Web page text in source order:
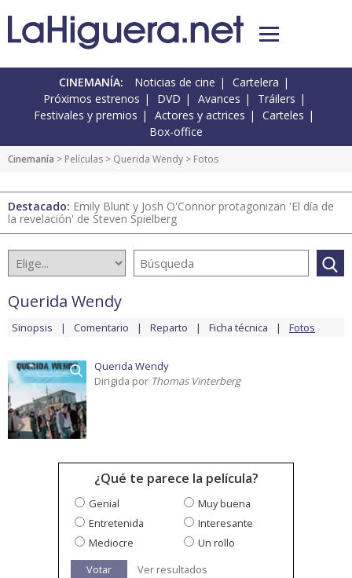
CINEMANÍA: Noticias de cine
Cartelera
Próximos estrenos
DVD Avances
Tráilers
Festivales y premios
Actores y actrices
Carteles
Box-office
Cinemanía > Películas > Querida Wendy > Fotos
Destacado: Emily Blunt y Josh O'Connor protagonizan 'El día de
la revelación' de Steven Spielberg
Querida Wendy
Sinopsis Comentario Reparto Ficha técnica Fotos
Querida Wendy
Dirigida por Thomas Vinterberg
¿Qué te parece la película?
Genial
Muy buena
Entretenida
Interesante
Mediocre
Un rollo
Votar
Ver resultados